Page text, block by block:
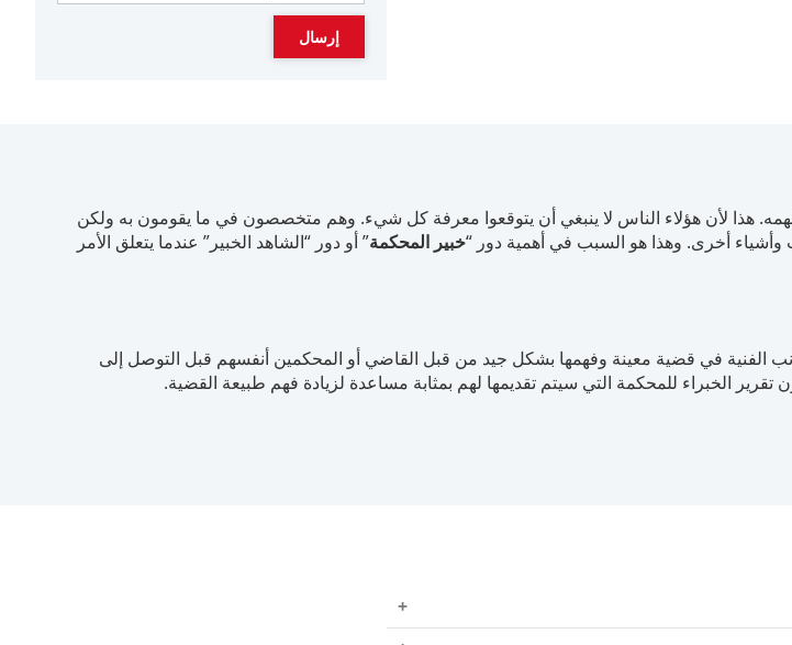
هذا لأن هؤلاء الناس لا ينبغي أن يتوقعوا معرفة كل شيء. وهم متخصصون في ما يقومون به ولكن
وأشياء أخرى. وهذا هو السبب في أهمية دور “خبير المحكمة” أو دور “الشاهد الخبير” عندما يتعلق الأمر
الفنية في قضية معينة وفهمها بشكل جيد من قبل القاضي أو المحكمين أنفسهم قبل التوصل إلى
الخبراء للمحكمة التي سيتم تقديمها لهم بمثابة مساعدة لزيادة فهم طبيعة القضية.